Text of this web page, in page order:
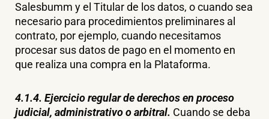
Salesbumm y el Titular de los datos, o cuando sea
necesario para procedimientos preliminares al
contrato, por ejemplo, cuando necesitamos
procesar sus datos de pago en el momento en
que realiza una compra en la Plataforma.
4.1.4. Ejercicio regular de derechos en proceso
judicial, administrativo o arbitral. Cuando se deba